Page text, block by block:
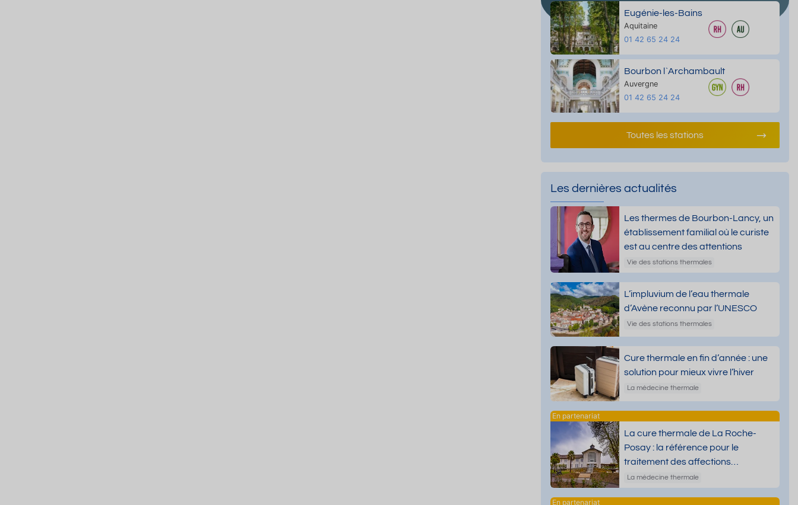
Eugénie-les-Bains
Aquitaine
01 42 65 24 24
Bourbon l`Archambault
Auvergne
01 42 65 24 24
Toutes les stations
Les dernières actualités
Les thermes de Bourbon-Lancy, un
établissement familial où le curiste
est au centre des attentions
Vie des stations thermales
L’impluvium de l’eau thermale
d’Avène reconnu par l’UNESCO
Vie des stations thermales
Cure thermale en fin d’année : une
solution pour mieux vivre l’hiver
La médecine thermale
La cure thermale de La Roche-
Posay : la référence pour le
traitement des affections
dermatologiques
La médecine thermale